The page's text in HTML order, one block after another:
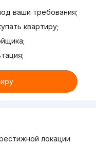
ваши требования;
квартиру;
локации